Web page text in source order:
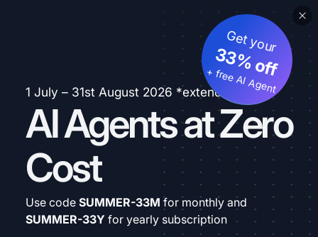
1 July – 31st August 2026 *extended
AI Agents at Zero
Cost
Get your
33% off
+ free AI Agent
Use code SUMMER-33M for monthly and
SUMMER-33Y for yearly subscription